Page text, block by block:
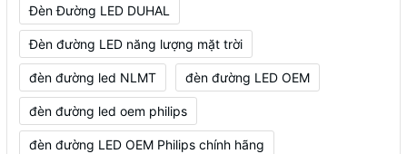
Đèn Đường LED DUHAL
Đèn đường LED năng lượng mặt trời
đèn đường led NLMT đèn đường LED OEM
đèn đường led oem philips
đèn đường LED OEM Philips chính hãng